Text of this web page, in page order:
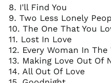
8. I'll Find You
9. Two Less Lonely
10. The One That You
11. Lost In Love
12. Every Woman In The
13. Making Love Out Of
14. All Out Of Love